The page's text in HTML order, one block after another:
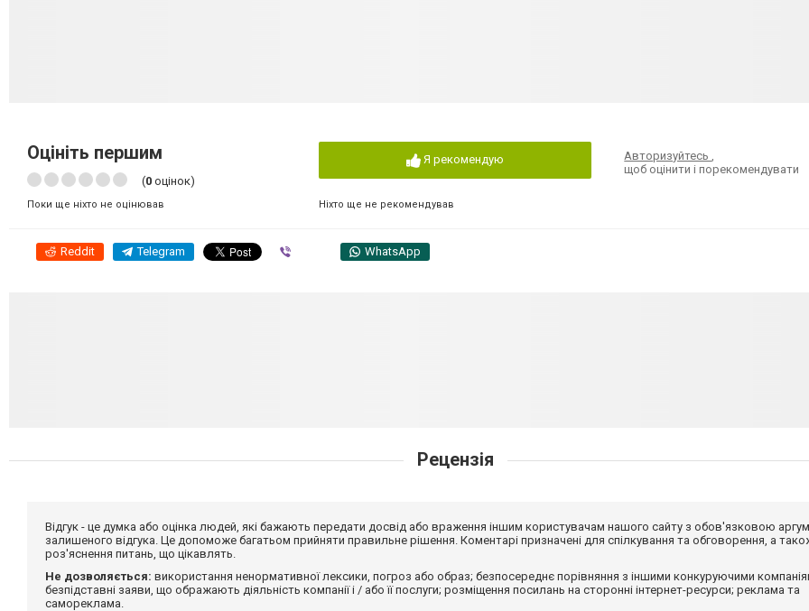
Оцініть першим
(0 оцінок)
Поки ще ніхто не оцінював
Я рекомендую
Ніхто ще не рекомендував
Авторизуйтесь,
щоб оцінити і порекомендувати
Reddit Telegram WhatsApp
Рецензія
Відгук - це думка або оцінка людей, які бажають передати досвід або враження іншим користувачам нашого сайту з обов'язковою
залишеного відгука. Це допоможе багатьом прийняти правильне рішення. Коментарі призначені для спілкування та обговорення, а
роз'яснення питань, що цікавлять.
Не дозволяється: використання ненормативної лексики, погроз або образ; безпосереднє порівняння з іншими конкуруючими
безпідставні заяви, що ображають діяльність компанії і / або її послуги; розміщення посилань на сторонні інтернет-ресурси; реклама та
самореклама.